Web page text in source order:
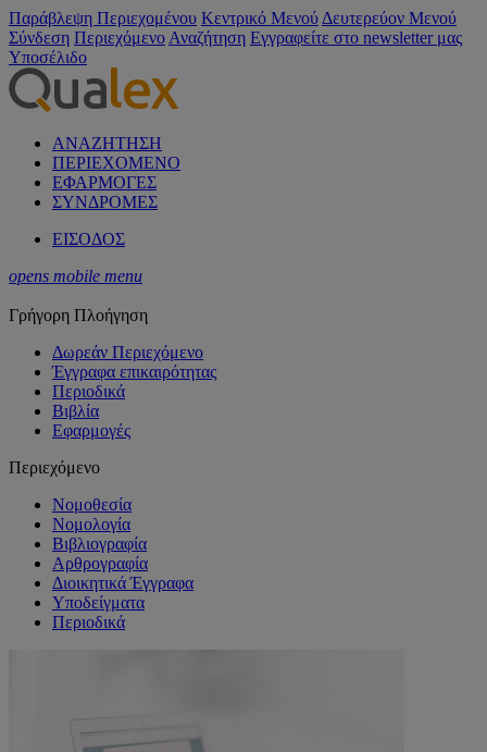
Παράβλεψη Περιεχομένου Κεντρικό Μενού Δευτερεύον Μενού
Σύνδεση Περιεχόμενο Αναζήτηση Εγγραφείτε στο newsletter μας
Υποσέλιδο
ΑΝΑΖΗΤΗΣΗ
ΠΕΡΙΕΧΟΜΕΝΟ
ΕΦΑΡΜΟΓΕΣ
ΣΥΝΔΡΟΜΕΣ
ΕΙΣΟΔΟΣ
opens mobile menu
Γρήγορη Πλοήγηση
Δωρεάν Περιεχόμενο
Έγγραφα επικαιρότητας
Περιοδικά
Βιβλία
Εφαρμογές
Περιεχόμενο
Νομοθεσία
Νομολογία
Βιβλιογραφία
Αρθρογραφία
Διοικητικά Έγγραφα
Υποδείγματα
Περιοδικά